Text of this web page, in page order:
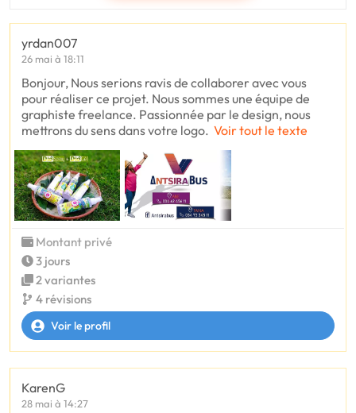
yrdan007
26 mai à 18:11
Bonjour, Nous serions ravis de collaborer avec vous
pour réaliser ce projet. Nous sommes une équipe de
graphiste freelance. Passionnée par le design, nous
mettrons du sens dans votre logo. Voir tout le texte
Montant privé
3 jours
2 variantes
4 révisions
Voir le profil
KarenG
28 mai à 14:27